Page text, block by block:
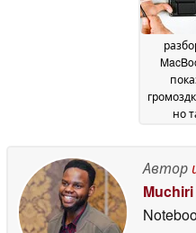
но
Автор
Muchiri